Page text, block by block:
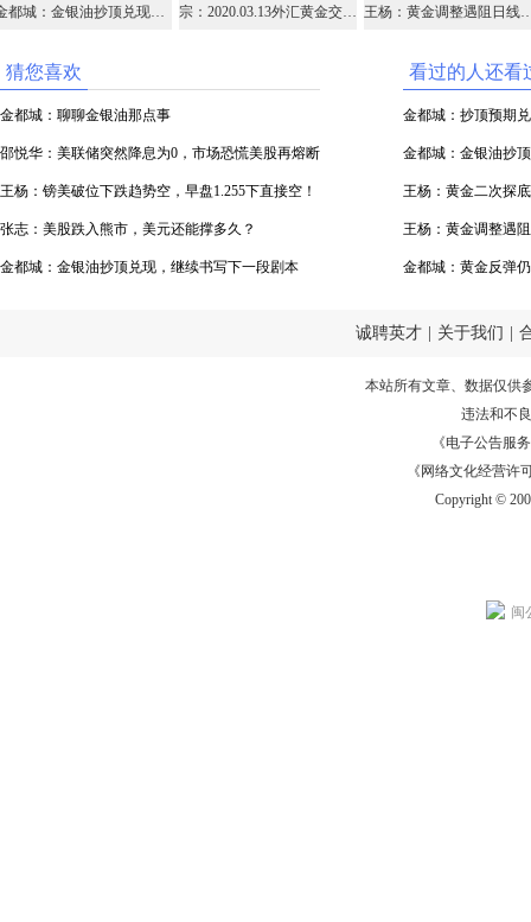
金都城：金银油抄顶兑现，继续书写下一段剧本 宗：2020.03.13外汇黄金交易解盘 王杨：黄金调整遇阻日线支
猜您喜欢
金都城：聊聊金银油那点事
邵悦华：美联储突然降息为0，市场恐慌美股再熔断
王杨：镑美破位下跌趋势空，早盘1.255下直接空！
张志：美股跌入熊市，美元还能撑多久？
金都城：金银油抄顶兑现，继续书写下一段剧本
看过的人还看
金都城：抄顶预期
金都城：金银油抄
王杨：黄金二次探
王杨：黄金调整遇
金都城：黄金反弹
诚聘英才 关于我们
本站所有文章、数据仅供
违法和不
《电子公告服务
《网络文化经营许
Copyright ©
闽